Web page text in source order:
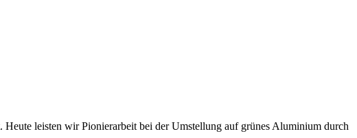
leisten wir Pionierarbeit bei der Umstellung auf grünes Aluminium durch